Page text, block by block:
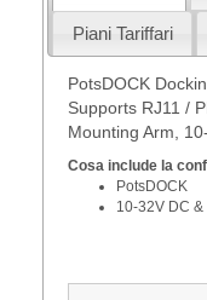
Piani Tariffari
PotsDOCK
Supports RJ11 /
Mounting Arm,
Cosa include la
PotsDOCK
10-32V DC &